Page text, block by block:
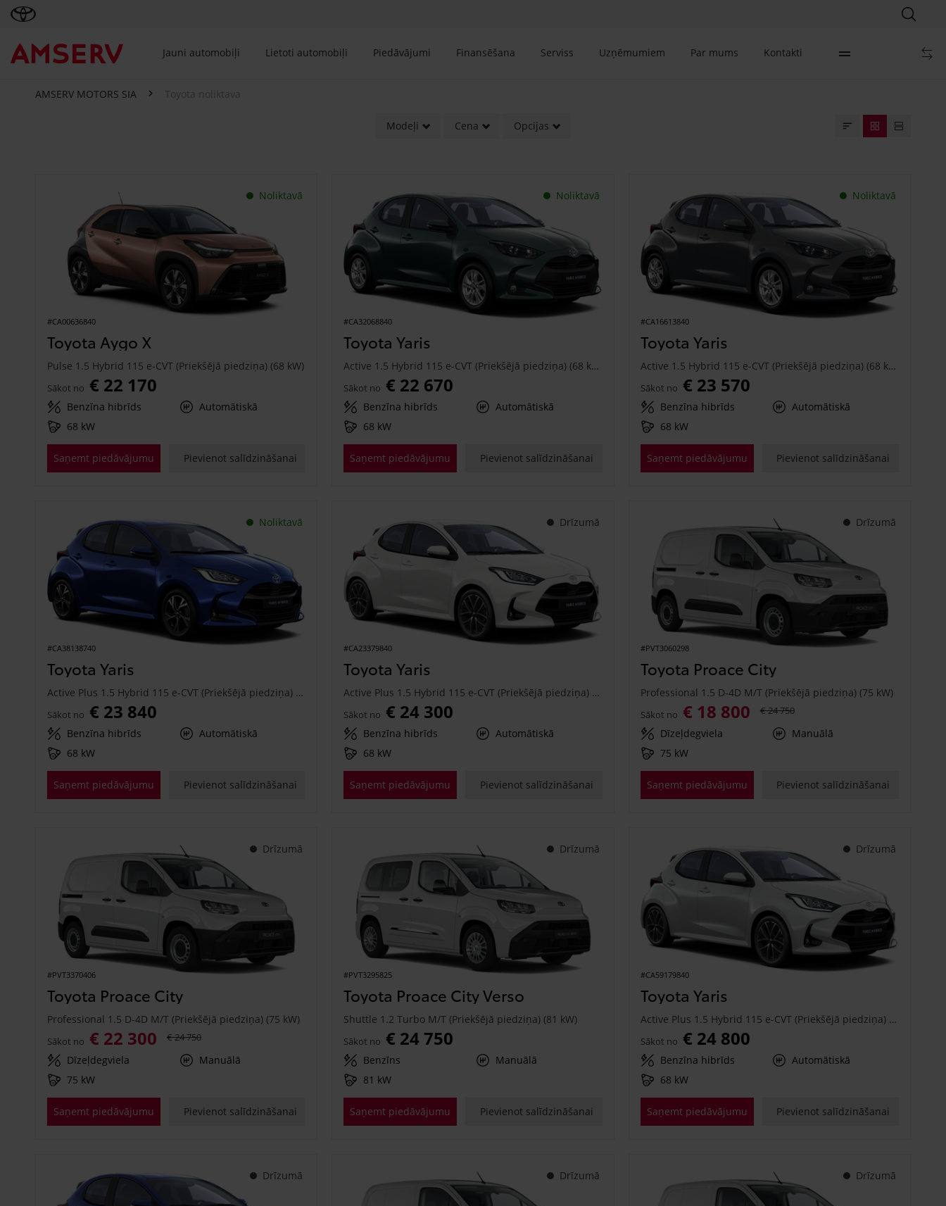
Jauni automobiļi Lietoti automobiļi Piedāvājumi Finansēšana Serviss Uzņēmumiem Par mums Kontakti
AMSERV MOTORS SIA Toyota noliktava
Modeļi Cena Opcijas
Noliktavā
#CA00636840
Toyota Aygo X
Pulse 1.5 Hybrid 115 e-CVT (Priekšējā piedziņa) (68 kW)
Sākot no € 22 170
Benzīna hibrīds
Automātiskā
68 kW
Saņemt piedāvājumu Pievienot salīdzināšanai
Noliktavā
#CA32068840
Toyota Yaris
Active 1.5 Hybrid 115 e-CVT (Priekšējā piedziņa) (68 kW)
Sākot no € 22 670
Benzīna hibrīds
Automātiskā
68 kW
Saņemt piedāvājumu Pievienot salīdzināšanai
Noliktavā
#CA16613840
Toyota Yaris
Active 1.5 Hybrid 115 e-CVT (Priekšējā piedziņa) (68 kW)
Sākot no € 23 570
Benzīna hibrīds
Automātiskā
68 kW
Saņemt piedāvājumu Pievienot salīdzināšanai
Noliktavā
#CA38138740
Toyota Yaris
Active Plus 1.5 Hybrid 115 e-CVT (Priekšējā piedziņa) (68 kW)
Sākot no € 23 840
Benzīna hibrīds
Automātiskā
68 kW
Saņemt piedāvājumu Pievienot salīdzināšanai
Drīzumā
#CA23379840
Toyota Yaris
Active Plus 1.5 Hybrid 115 e-CVT (Priekšējā piedziņa) (68 kW)
Sākot no € 24 300
Benzīna hibrīds
Automātiskā
68 kW
Saņemt piedāvājumu Pievienot salīdzināšanai
Drīzumā
#PVT3060298
Toyota Proace City
Professional 1.5 D-4D M/T (Priekšējā piedziņa) (75 kW)
Sākot no € 18 800 € 24 750
Dīzeļdegviela
Manuālā
75 kW
Saņemt piedāvājumu Pievienot salīdzināšanai
Drīzumā
#PVT3370406
Toyota Proace City
Professional 1.5 D-4D M/T (Priekšējā piedziņa) (75 kW)
Sākot no € 22 300 € 24 750
Dīzeļdegviela
Manuālā
75 kW
Saņemt piedāvājumu Pievienot salīdzināšanai
Drīzumā
#PVT3295825
Toyota Proace City Verso
Shuttle 1.2 Turbo M/T (Priekšējā piedziņa) (81 kW)
Sākot no € 24 750
Benzīns
Manuālā
81 kW
Saņemt piedāvājumu Pievienot salīdzināšanai
Drīzumā
#CA59179840
Toyota Yaris
Active Plus 1.5 Hybrid 115 e-CVT (Priekšējā piedziņa) (68 kW)
Sākot no € 24 800
Benzīna hibrīds
Automātiskā
68 kW
Saņemt piedāvājumu Pievienot salīdzināšanai
Drīzumā Drīzumā Drīzumā